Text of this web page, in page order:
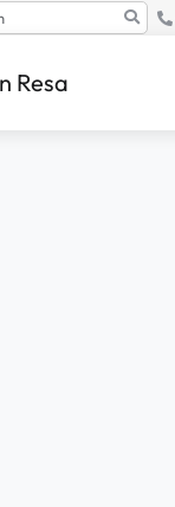
Resa